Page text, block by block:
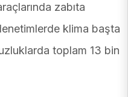
zabıta
klima başta
toplam 13 bin